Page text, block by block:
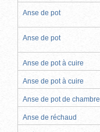
Anse de pot
Anse de pot
Anse de pot à cuire
Anse de pot à cuire
Anse de pot de chambre
Anse de réchaud